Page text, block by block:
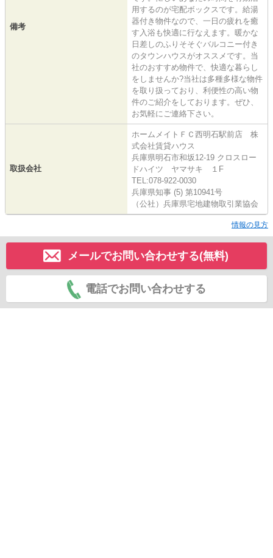
備考
用するのが宅配ボックスです。給湯
器付き物件なので、一日の疲れを癒
す入浴も快適に行なえます。暖かな
日差しのふりそそぐバルコニー付き
のタウンハウスがオススメです。当
社のおすすめ物件で、快適な暮らし
をしませんか?当社は多種多様な物件
を取り扱っており、利便性の高い物
件のご紹介をしております。ぜひ、
お気軽にご連絡下さい。
取扱会社
ホームメイトＦＣ西明石駅前店 株
式会社賃貸ハウス
兵庫県明石市和坂12-19 クロスロー
ドハイツ ヤマサキ １F
TEL:078-922-0030
兵庫県知事 (5) 第10941号
（公社）兵庫県宅地建物取引業協会
情報の見方
メールでお問い合わせする(無料)
電話でお問い合わせする